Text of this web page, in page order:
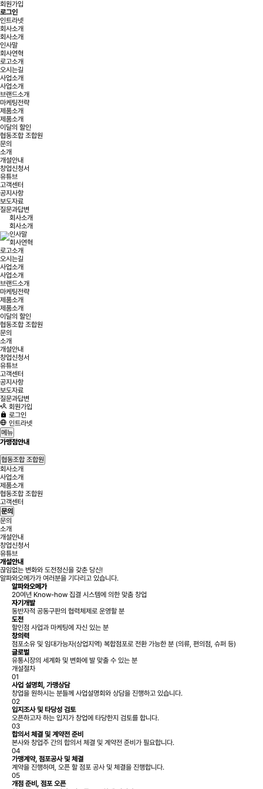
회원가입
로그인
인트라넷
회사소개
회사소개
인사말
회사연혁
로고소개
오시는길
사업소개
사업소개
브랜드소개
마케팅전략
제품소개
제품소개
이달의 할인
협동조합 조합원
문의
소개
개설안내
창업신청서
유튜브
고객센터
공지사항
보도자료
질문과답변
회사소개
회사소개
인사말
회사연혁
로고소개
오시는길
사업소개
사업소개
브랜드소개
마케팅전략
제품소개
제품소개
이달의 할인
협동조합 조합원
문의
소개
개설안내
창업신청서
유튜브
고객센터
공지사항
보도자료
질문과답변
회원가입
로그인
인트라넷
메뉴
가맹점안내
협동조합 조합원
회사소개
사업소개
제품소개
협동조합 조합원
고객센터
문의
문의
소개
개설안내
창업신청서
유튜브
개설안내
끊임없는 변화와 도전정신을 갖춘 당신!
알파와오메가가 여러분을 기다리고 있습니다.
알파와오메가
20여년 Know-how 집결 시스템에 의한 맞춤 창업
자기개발
동반자적 공동구판의 협력체제로 운영할 분
도전
할인점 사업과 마케팅에 자신 있는 분
창의력
점포소유 및 임대가능자(상업지역) 복합점포로 전환 가능한 분 (의류, 편의점, 슈퍼 등)
글로벌
유통시장의 세계화 및 변화에 발 맞출 수 있는 분
개설절차
01
사업 설명회, 가맹상담
창업을 원하시는 분들께 사업설명회와 상담을 진행하고 있습니다.
02
입지조사 및 타당성 검토
오픈하고자 하는 입지가 창업에 타당한지 검토를 합니다.
03
합의서 체결 및 계약전 준비
본사와 창업주 간의 합의서 체결 및 계약전 준비가 필요합니다.
04
가맹계약, 점포공사 및 체결
계약을 진행하며, 오픈 할 점포 공사 및 체결을 진행합니다.
05
개점 준비, 점포 오픈